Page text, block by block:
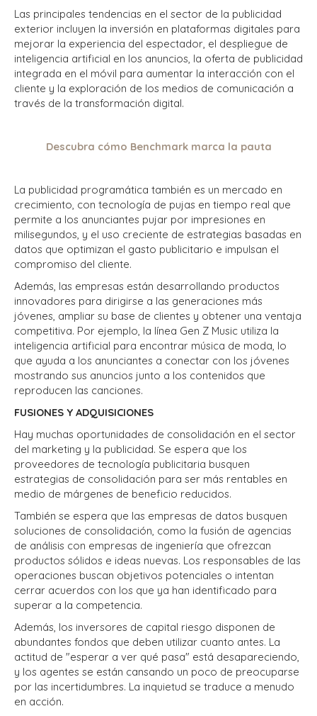
Las principales tendencias en el sector de la publicidad
exterior incluyen la inversión en plataformas digitales para
mejorar la experiencia del espectador, el despliegue de
inteligencia artificial en los anuncios, la oferta de publicidad
integrada en el móvil para aumentar la interacción con el
cliente y la exploración de los medios de comunicación a
través de la transformación digital.
Descubra cómo Benchmark marca la pauta
La publicidad programática también es un mercado en
crecimiento, con tecnología de pujas en tiempo real que
permite a los anunciantes pujar por impresiones en
milisegundos, y el uso creciente de estrategias basadas en
datos que optimizan el gasto publicitario e impulsan el
compromiso del cliente.
Además, las empresas están desarrollando productos
innovadores para dirigirse a las generaciones más
jóvenes, ampliar su base de clientes y obtener una ventaja
competitiva. Por ejemplo, la línea Gen Z Music utiliza la
inteligencia artificial para encontrar música de moda, lo
que ayuda a los anunciantes a conectar con los jóvenes
mostrando sus anuncios junto a los contenidos que
reproducen las canciones.
FUSIONES Y ADQUISICIONES
Hay muchas oportunidades de consolidación en el sector
del marketing y la publicidad. Se espera que los
proveedores de tecnología publicitaria busquen
estrategias de consolidación para ser más rentables en
medio de márgenes de beneficio reducidos.
También se espera que las empresas de datos busquen
soluciones de consolidación, como la fusión de agencias
de análisis con empresas de ingeniería que ofrezcan
productos sólidos e ideas nuevas. Los responsables de las
operaciones buscan objetivos potenciales o intentan
cerrar acuerdos con los que ya han identificado para
superar a la competencia.
Además, los inversores de capital riesgo disponen de
abundantes fondos que deben utilizar cuanto antes. La
actitud de "esperar a ver qué pasa" está desapareciendo,
y los agentes se están cansando un poco de preocuparse
por las incertidumbres. La inquietud se traduce a menudo
en acción.